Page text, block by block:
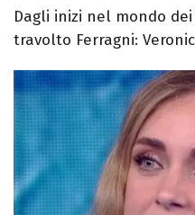
Dagli inizi nel mondo
travolto Ferragni: